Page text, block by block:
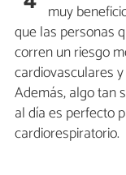
muy
que las personas
corren un riesgo
cardiovasculares
Además, algo tan
al día es perfecto
cardiorespiratorio.